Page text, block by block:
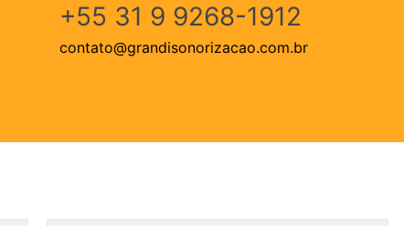
+55 31 9 9268-1912
contato@grandisonorizacao.com.br